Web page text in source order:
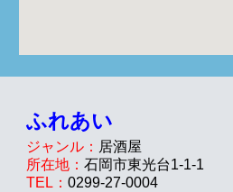
ふれあい
ジャンル： 居酒屋
所在地：石岡市東光台1-1-1
TEL：0299-27-0004